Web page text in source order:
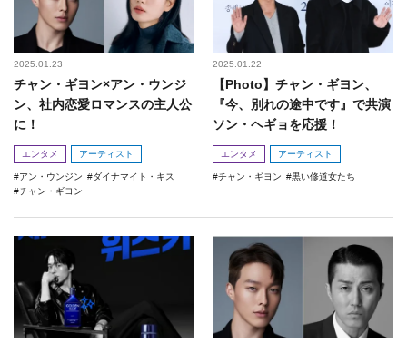
2025.01.23
チャン・ギヨン×アン・ウンジ
ン、社内恋愛ロマンスの主人公
に！
エンタメ アーティスト
アン・ウンジン
ダイナマイト・キス
チャン・ギヨン
2025.01.22
【Photo】チャン・ギヨン、
『今、別れの途中です』で共演
ソン・ヘギョを応援！
エンタメ アーティスト
チャン・ギヨン 黒い修道女たち